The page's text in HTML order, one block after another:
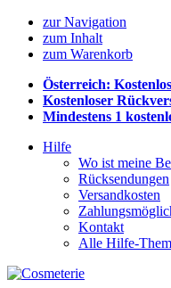
zur Navigation
zum Inhalt
zum Warenkorb
Österreich:
Kostenloser
Mindestens 1
Hilfe
Wo ist meine
Rücksendungen
Versandkosten
Kontakt
Alle Hilfe-